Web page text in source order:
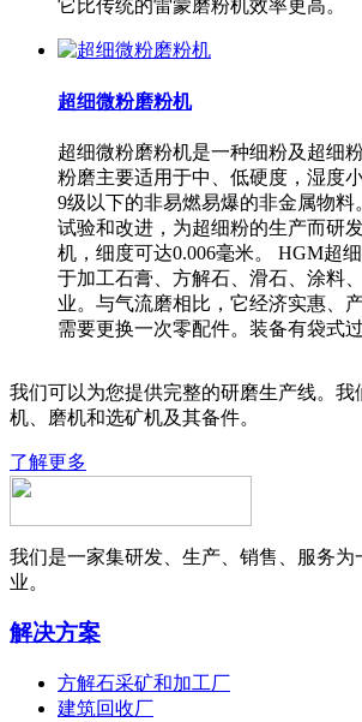
它比传统的雷蒙磨粉机效率更高。
超细微粉磨粉机
超细微粉磨粉机是一种细粉及超细
粉磨主要适用于中、低硬度，湿度
9级以下的非易燃易爆的非金属物料
试验和改进，为超细粉的生产而研
机，细度可达0.006毫米。 HGM超
于加工石膏、方解石、滑石、涂料
业。与气流磨相比，它经济实惠、
需要更换一次零配件。装备有袋式
我们可以为您提供完整的研磨生产线。我
机、磨机和选矿机及其备件。
了解更多
我们是一家集研发、生产、销售、服务为
业。
解决方案
方解石采矿和加工厂
建筑回收厂